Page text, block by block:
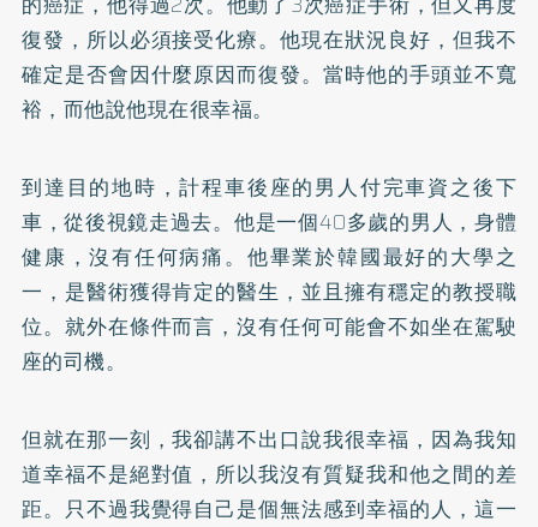
復發，所以必須接受化療。他現在狀況良好，但我不
確定是否會因什麼原因而復發。當時他的手頭並不寬
裕，而他說他現在很幸福。
到達目的地時，計程車後座的男人付完車資之後下
車，從後視鏡走過去。他是一個40多歲的男人，身體
健康，沒有任何病痛。他畢業於韓國最好的大學之
一，是醫術獲得肯定的醫生，並且擁有穩定的教授職
位。就外在條件而言，沒有任何可能會不如坐在駕駛
座的司機。
但就在那一刻，我卻講不出口說我很幸福，因為我知
道幸福不是絕對值，所以我沒有質疑我和他之間的差
距。只不過我覺得自己是個無法感到幸福的人，這一